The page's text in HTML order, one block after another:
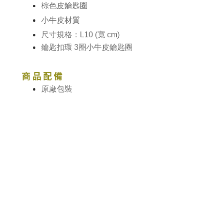
棕色皮鑰匙圈
小牛皮材質
尺寸規格：L10 (寬 cm)
鑰匙扣環 3圈小牛皮鑰匙圈
商 品 配 備
原廠包裝